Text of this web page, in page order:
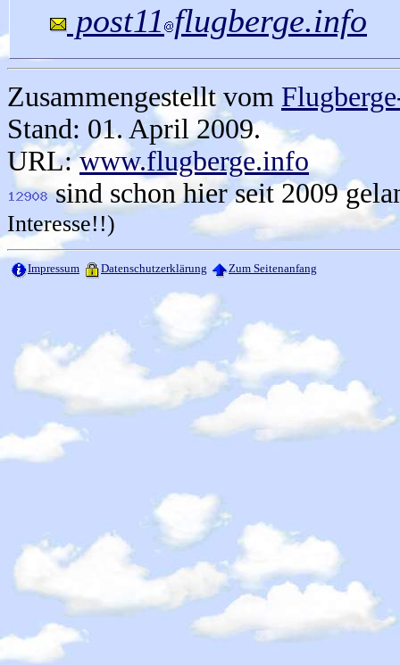
post11 flugberge.info
Zusammengestellt vom
Stand: 01. April 2009.
URL:www.flugberge.info
sind schon hier seit 2009
Interesse!!)
Impressum Datenschutzerklärung Zum Seitenanfang